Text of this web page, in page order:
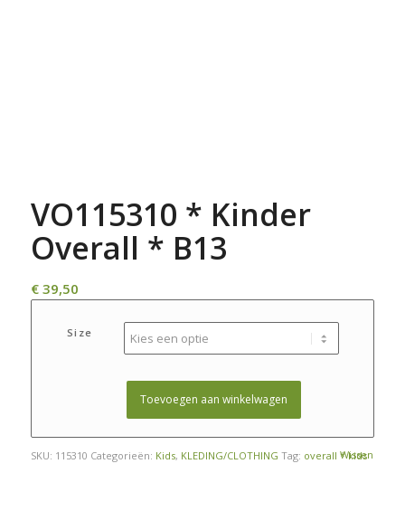
VO115310 * Kinder
Overall * B13
€39,50
Size
Wissen
Toevoegen aan winkelwagen
SKU: 115310 Categorieën: Kids, KLEDING/CLOTHING Tag: overall * kids